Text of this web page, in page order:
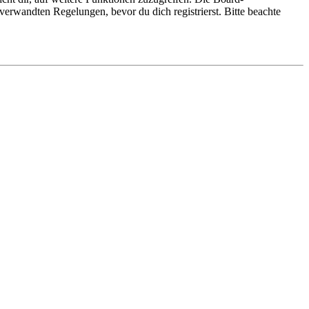
Regelungen, bevor du dich registrierst. Bitte beachte